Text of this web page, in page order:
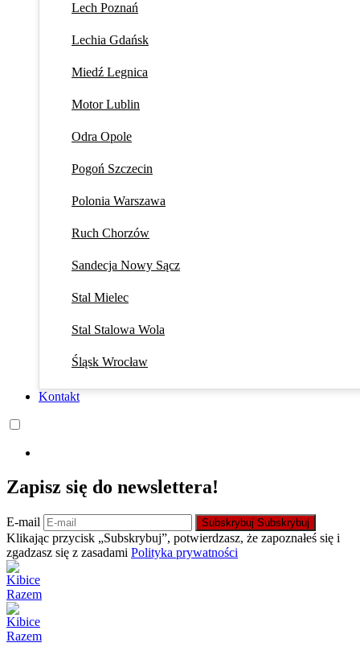
Lech Poznań
Lechia Gdańsk
Miedź Legnica
Motor Lublin
Odra Opole
Pogoń Szczecin
Polonia Warszawa
Ruch Chorzów
Sandecja Nowy Sącz
Stal Mielec
Stal Stalowa Wola
Śląsk Wrocław
Kontakt
Zapisz się do newslettera!
E-mail Subskrybuj Subskrybuj
Klikając przycisk „Subskrybuj”, potwierdzasz, że zapoznałeś się i
zgadzasz się z zasadami Polityka prywatności